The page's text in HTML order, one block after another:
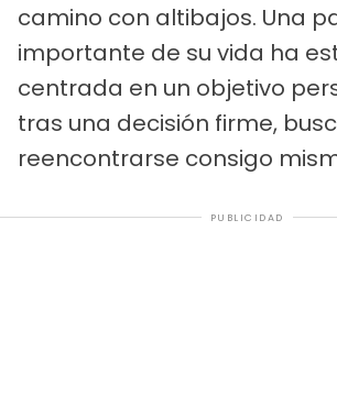
camino con altibajos. Una
importante de su vida ha
centrada en un objetivo
tras una decisión firme,
reencontrarse consigo
PUBLICIDAD